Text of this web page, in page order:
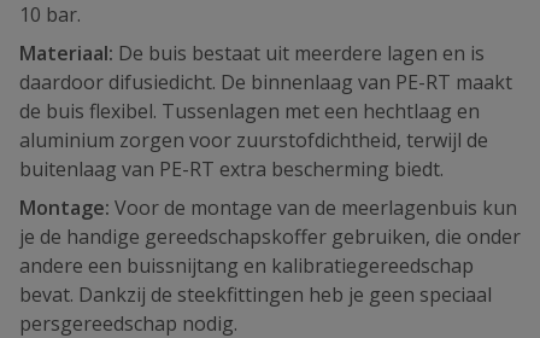
10 bar.
Materiaal: De buis bestaat uit meerdere lagen en is
daardoor difusiedicht. De binnenlaag van PE-RT maakt
de buis flexibel. Tussenlagen met een hechtlaag en
aluminium zorgen voor zuurstofdichtheid, terwijl de
buitenlaag van PE-RT extra bescherming biedt.
Montage: Voor de montage van de meerlagenbuis kun
je de handige gereedschapskoffer gebruiken, die onder
andere een buissnijtang en kalibratiegereedschap
bevat. Dankzij de steekfittingen heb je geen speciaal
persgereedschap nodig.